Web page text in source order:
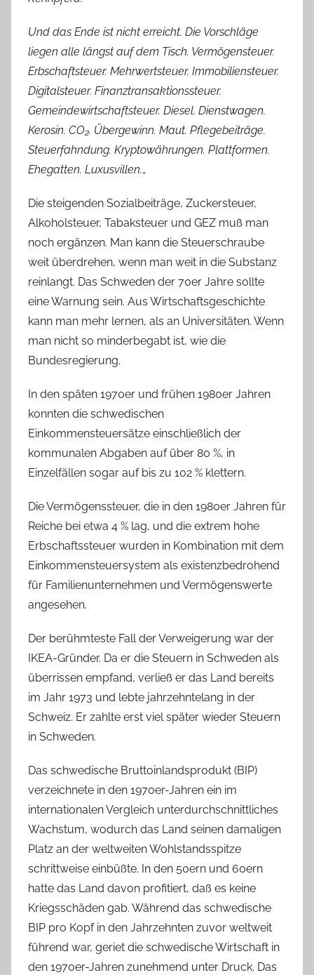
Und das Ende ist nicht erreicht. Die Vorschläge
liegen alle längst auf dem Tisch. Vermögensteuer.
Erbschaftsteuer. Mehrwertsteuer. Immobiliensteuer.
Digitalsteuer. Finanztransaktionssteuer.
Gemeindewirtschaftsteuer. Diesel. Dienstwagen.
Kerosin. CO₂. Übergewinn. Maut. Pflegebeiträge.
Steuerfahndung. Kryptowährungen. Plattformen.
Ehegatten. Luxusvillen.„
Die steigenden Sozialbeiträge, Zuckersteuer,
Alkoholsteuer, Tabaksteuer und GEZ muß man
noch ergänzen. Man kann die Steuerschraube
weit überdrehen, wenn man weit in die Substanz
reinlangt. Das Schweden der 70er Jahre sollte
eine Warnung sein. Aus Wirtschaftsgeschichte
kann man mehr lernen, als an Universitäten. Wenn
man nicht so minderbegabt ist, wie die
Bundesregierung.
In den späten 1970er und frühen 1980er Jahren
konnten die schwedischen
Einkommensteuersätze einschließlich der
kommunalen Abgaben auf über 80 %, in
Einzelfällen sogar auf bis zu 102 % klettern.
Die Vermögenssteuer, die in den 1980er Jahren für
Reiche bei etwa 4 % lag, und die extrem hohe
Erbschaftssteuer wurden in Kombination mit dem
Einkommensteuersystem als existenzbedrohend
für Familienunternehmen und Vermögenswerte
angesehen.
Der berühmteste Fall der Verweigerung war der
IKEA-Gründer. Da er die Steuern in Schweden als
überrissen empfand, verließ er das Land bereits
im Jahr 1973 und lebte jahrzehntelang in der
Schweiz. Er zahlte erst viel später wieder Steuern
in Schweden.
Das schwedische Bruttoinlandsprodukt (BIP)
verzeichnete in den 1970er-Jahren ein im
internationalen Vergleich unterdurchschnittliches
Wachstum, wodurch das Land seinen damaligen
Platz an der weltweiten Wohlstandsspitze
schrittweise einbüßte. In den 50ern und 60ern
hatte das Land davon profitiert, daß es keine
Kriegsschäden gab. Während das schwedische
BIP pro Kopf in den Jahrzehnten zuvor weltweit
führend war, geriet die schwedische Wirtschaft in
den 1970er-Jahren zunehmend unter Druck. Das